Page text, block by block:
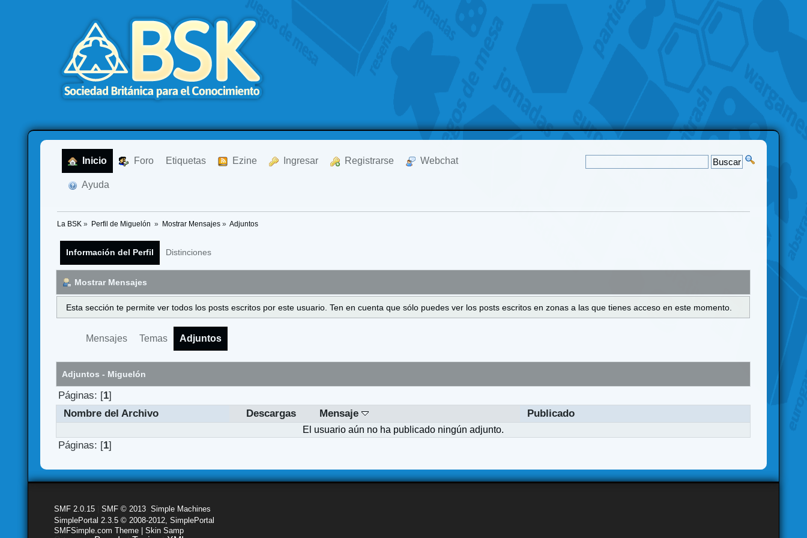
Inicio Foro Etiquetas Ezine Ingresar Registrarse Webchat
Ayuda
La BSK » Perfil de Miguelón » Mostrar Mensajes» Adjuntos
Información del Perfil Distinciones
Mostrar Mensajes
Esta sección te permite ver todos los posts escritos por este usuario. Ten en cuenta que sólo puedes ver los posts escritos en zonas a las que tienes acceso en este momento.
Mensajes Temas Adjuntos
Adjuntos - Miguelón
Páginas: [1]
Nombre del Archivo
Descargas Mensaje Publicado
El usuario aún no ha publicado ningún adjunto.
Páginas: [1]
SMF 2.0.15 |SMF © 2013 ,Simple Machines
SimplePortal 2.3.5 © 2008-2012, SimplePortal
SMFSimple.com Theme | Skin Samp